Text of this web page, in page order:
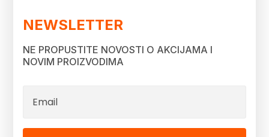
NEWSLETTER
NE PROPUSTITE NOVOSTI O AKCIJAMA I
NOVIM PROIZVODIMA